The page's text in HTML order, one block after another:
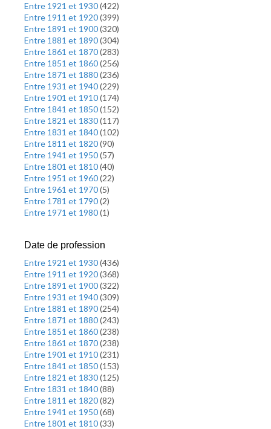
Entre 1921 et 1930(422)
Entre 1911 et 1920(399)
Entre 1891 et 1900(320)
Entre 1881 et 1890(304)
Entre 1861 et 1870(283)
Entre 1851 et 1860(256)
Entre 1871 et 1880(236)
Entre 1931 et 1940(229)
Entre 1901 et 1910(174)
Entre 1841 et 1850(152)
Entre 1821 et 1830(117)
Entre 1831 et 1840(102)
Entre 1811 et 1820(90)
Entre 1941 et 1950(57)
Entre 1801 et 1810(40)
Entre 1951 et 1960(22)
Entre 1961 et 1970(5)
Entre 1781 et 1790(2)
Entre 1971 et 1980(1)
Date de profession
Entre 1921 et 1930(436)
Entre 1911 et 1920(368)
Entre 1891 et 1900(322)
Entre 1931 et 1940(309)
Entre 1881 et 1890(254)
Entre 1871 et 1880(243)
Entre 1851 et 1860(238)
Entre 1861 et 1870(238)
Entre 1901 et 1910(231)
Entre 1841 et 1850(153)
Entre 1821 et 1830(125)
Entre 1831 et 1840(88)
Entre 1811 et 1820(82)
Entre 1941 et 1950(68)
Entre 1801 et 1810(33)